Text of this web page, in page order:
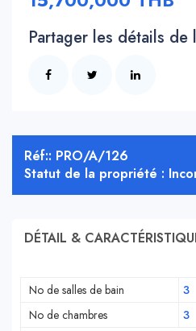
Partager les détails
Réf:: PRO/A/126
Statut de la propriété :
DÉTAIL &
No de salles de bain
3
No de chambres
3